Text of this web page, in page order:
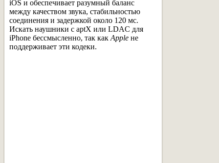
iOS и обеспечивает разумный баланс
между качеством звука, стабильностью
соединения и задержкой около 120 мс.
Искать наушники с aptX или LDAC для
iPhone бессмысленно, так как Apple не
поддерживает эти кодеки.